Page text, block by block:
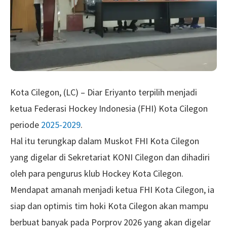
Kota Cilegon, (LC) – Diar Eriyanto terpilih menjadi
ketua Federasi Hockey Indonesia (FHI) Kota Cilegon
periode 2025-2029.
Hal itu terungkap dalam Muskot FHI Kota Cilegon
yang digelar di Sekretariat KONI Cilegon dan dihadiri
oleh para pengurus klub Hockey Kota Cilegon.
Mendapat amanah menjadi ketua FHI Kota Cilegon, ia
siap dan optimis tim hoki Kota Cilegon akan mampu
berbuat banyak pada Porprov 2026 yang akan digelar